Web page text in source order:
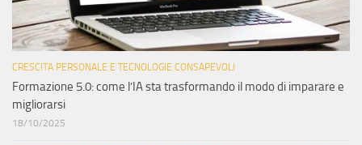
CRESCITA PERSONALE E TECNOLOGIE CONSAPEVOLI
Formazione 5.0: come l’IA sta trasformando il modo di imparare e
migliorarsi
18/10/2025